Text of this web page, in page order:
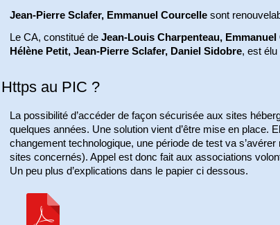
Jean-Pierre Sclafer, Emmanuel Courcellesont
Le CA, constitué de Jean-Louis Charpenteau,
Hélène Petit, Jean-Pierre Sclafer, Daniel Sidobre, est élu
Https au PIC ?
La possibilité d’accéder de façon sécurisée aux sites
quelques années. Une solution vient d’être mise en place.
changement technologique, une période de test va
sites concernés). Appel est donc fait aux associations
Un peu plus d’explications dans le papier ci dessous.